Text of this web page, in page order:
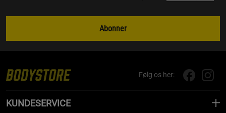
Abonner
Følg os her:
KUNDESERVICE